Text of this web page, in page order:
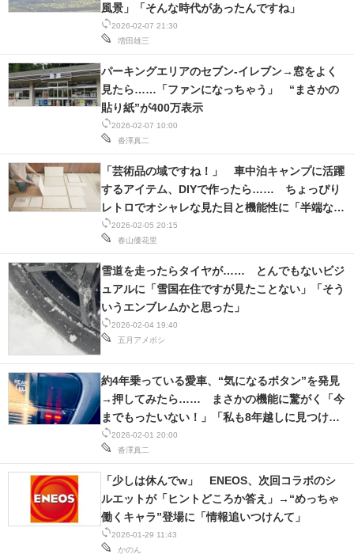
2026-02-07 21:30
増田雄三
風景」「そんな時代があったんですね」
2026-02-07 10:00
沓澤真二
パーキングエリアのセブン-イレブン→窓をよく
見たら……「ファンになっちゃう」 “まさかの
貼り紙”が400万表示
2026-02-05 20:15
春山優花里
「芸術品の域ですね！」 車中泊キャンプに活躍
するアイテム、DIYで作ったら…… ちょっぴり
レトロでオシャレな見た目と機能性に「半端ない
です」「素晴らしい出来」
2026-02-04 19:40
五月アメボシ
雪道を走ったらタイヤが…… とんでもないビジ
ュアルに「雪国在住ですが見たことない」「そう
いうエンブレムかと思った」
2026-02-01 20:00
沓澤真二
約4年乗っている愛車、“気になるボタン”を発見
→押してみたら…… まさかの機能に驚がく「今
までもったいない！」「私も8年越しに見つけ
た！」
2026-01-29 11:43
かのん
「少しは休んでw」 ENEOS、次回コラボのシ
ルエットが「ヒントどころか答え」→“めっちゃ
働くキャラ”登場に「情報追いつけんて」